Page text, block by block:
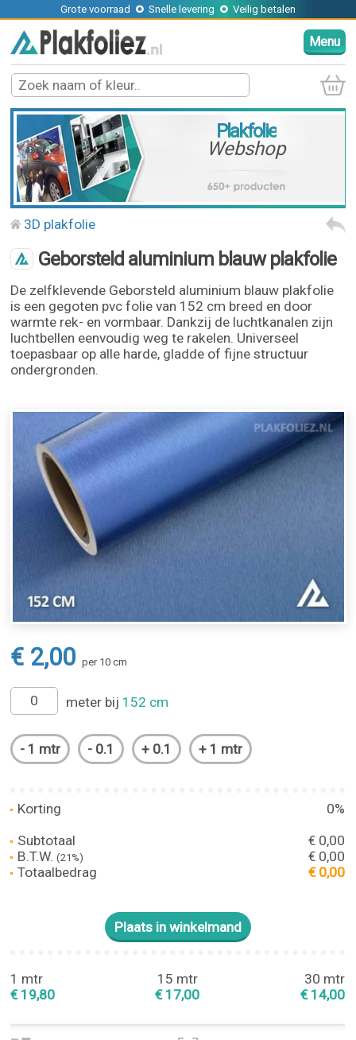
Grote voorraad Snelle levering Veilig betalen
Menu
Plakfolie
Webshop
3D plakfolie
Geborsteld aluminium blauw plakfolie
De zelfklevende Geborsteld aluminium blauw plakfolie
is een gegoten pvc folie van 152 cm breed en door
warmte rek- en vormbaar. Dankzij de luchtkanalen zijn
luchtbellen eenvoudig weg te rakelen. Universeel
toepasbaar op alle harde, gladde of fijne structuur
ondergronden.
€ 2,00 per 10 cm
meter bij 152 cm
Korting
0%
Subtotaal
€ 0,00
B.T.W.(21%)
€ 0,00
Totaalbedrag
€ 0,00
1 mtr
€ 19,80
15 mtr
€ 17,00
30 mtr
€ 14,00